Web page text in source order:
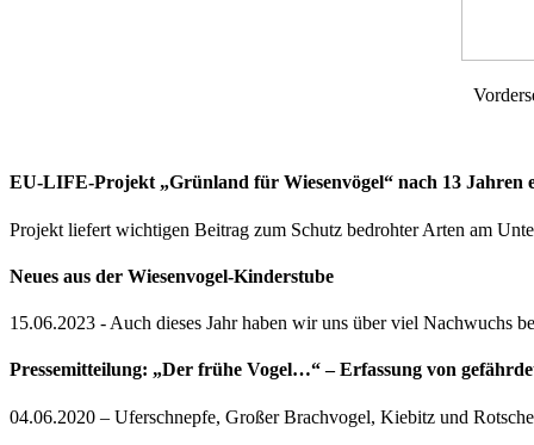
EU-LIFE-Projekt „Grünland für Wiesenvögel“ nach 13 Jahren
Projekt liefert wichtigen Beitrag zum Schutz bedrohter Arten am
Neues aus der Wiesenvogel-Kinderstube
15.06.2023 - Auch dieses Jahr haben wir uns über viel Nachwuchs
Pressemitteilung: „Der frühe Vogel…“ – Erfassung von
04.06.2020 – Uferschnepfe, Großer Brachvogel, Kiebitz und